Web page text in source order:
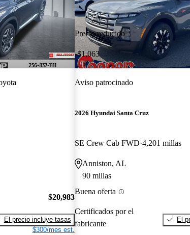
$20,983
El precio incluye tasas
$300/mes est.
Precio reducido
-$1,063
Aviso patrocinado
2026 Hyundai Santa Cruz
SE Crew Cab FWD 4,201 millas
Anniston, AL
90 millas
Buena oferta
Certificados por el
fabricante
El